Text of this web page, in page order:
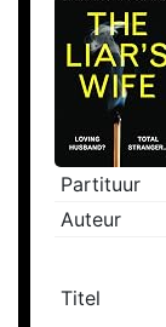
Partituur
Auteur
Titel